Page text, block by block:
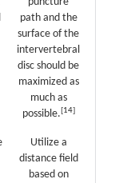
path and the
surface of the
intervertebral
disc should be
maximized as
much as
possible.[14]
Utilize a
distance field
based on